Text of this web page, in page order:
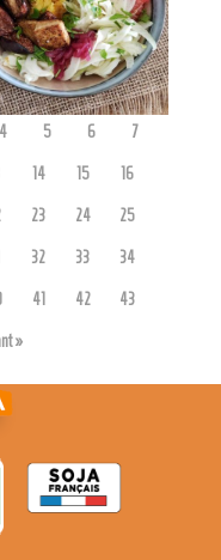
4 5 6 7
14 15 16
23 24 25
32 33 34
41 42 43
»